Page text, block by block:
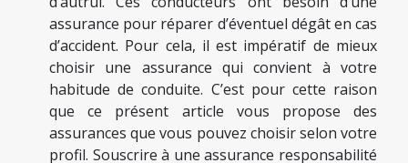
assurance pour réparer d’éventuel dégât en cas
d’accident. Pour cela, il est impératif de mieux
choisir une assurance qui convient à votre
habitude de conduite. C’est pour cette raison
que ce présent article vous propose des
assurances que vous pouvez choisir selon votre
profil. Souscrire à une assurance responsabilité